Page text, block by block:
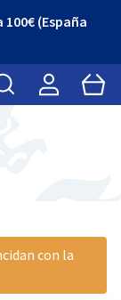
(España
Buscar Cart
con la